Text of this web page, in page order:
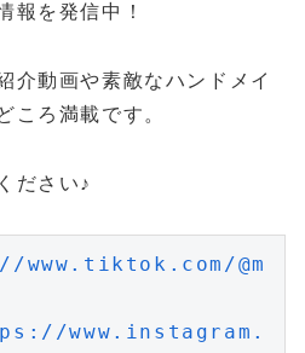
報を発信中！
介動画や素敵なハンドメイ
ころ満載です。
ださい♪
@m
www.instagram.